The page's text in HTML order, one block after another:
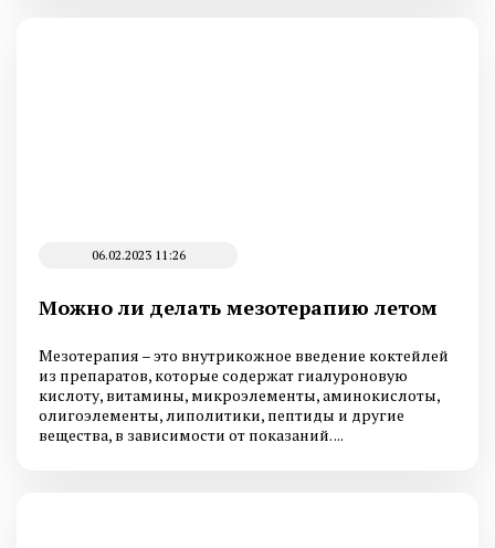
06.02.2023 11:26
Можно ли делать мезотерапию летом
Мезотерапия – это внутрикожное введение коктейлей
из препаратов, которые содержат гиалуроновую
кислоту, витамины, микроэлементы, аминокислоты,
олигоэлементы, липолитики, пептиды и другие
вещества, в зависимости от показаний. ...